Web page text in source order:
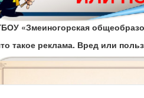
«Змеиногорская
такое реклама. Вред или